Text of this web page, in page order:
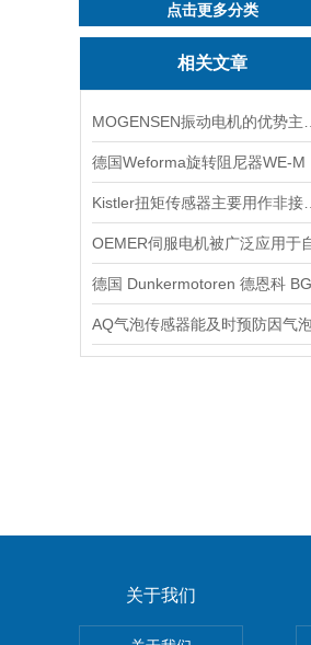
点击更多分类
相关文章
关于我们